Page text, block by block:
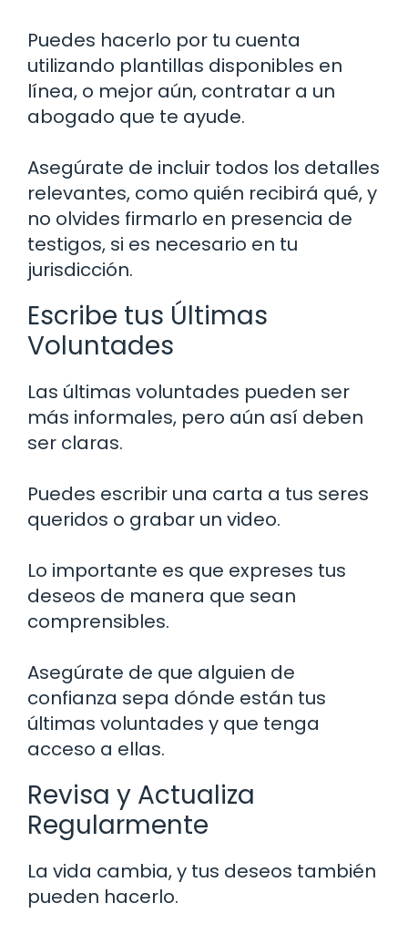
Puedes hacerlo por tu cuenta
utilizando plantillas disponibles en
línea, o mejor aún, contratar a un
abogado que te ayude.
Asegúrate de incluir todos los detalles
relevantes, como quién recibirá qué, y
no olvides firmarlo en presencia de
testigos, si es necesario en tu
jurisdicción.
Escribe tus Últimas
Voluntades
Las últimas voluntades pueden ser
más informales, pero aún así deben
ser claras.
Puedes escribir una carta a tus seres
queridos o grabar un video.
Lo importante es que expreses tus
deseos de manera que sean
comprensibles.
Asegúrate de que alguien de
confianza sepa dónde están tus
últimas voluntades y que tenga
acceso a ellas.
Revisa y Actualiza
Regularmente
La vida cambia, y tus deseos también
pueden hacerlo.